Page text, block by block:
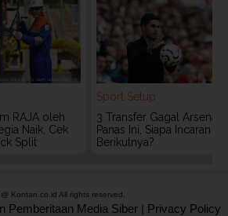
RAJA oleh
Naik, Cek
Split
Sport Setup
3 Transfer Gagal Arsenal
Panas Ini, Siapa Incaran
Berikutnya?
Kontan.co.id All rights reserved.
Pemberitaan Media Siber | Privacy Policy